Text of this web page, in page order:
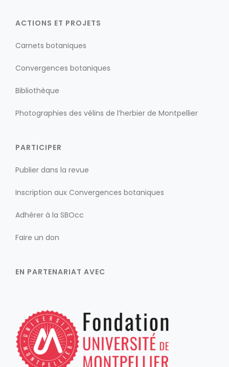
ACTIONS ET PROJETS
Carnets botaniques
Convergences botaniques
Bibliothèque
Photographies des vélins de l’herbier de Montpellier
PARTICIPER
Publier dans la revue
Inscription aux Convergences botaniques
Adhérer à la SBOcc
Faire un don
EN PARTENARIAT AVEC